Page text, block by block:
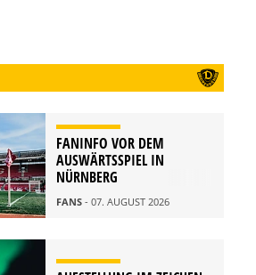
FANINFO VOR DEM
AUSWÄRTSSPIEL IN
NÜRNBERG
FANS - 07. AUGUST 2026